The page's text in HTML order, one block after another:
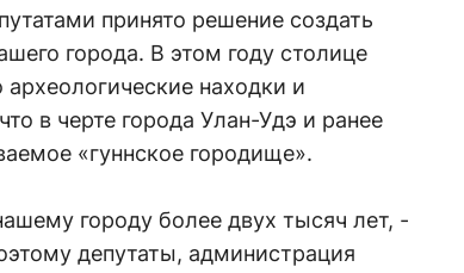
принято решение создать
города. В этом году столице
находки и
в черте города Улан-Удэ и ранее
«гуннское городище».
городу более двух тысяч лет, -
депутаты, администрация